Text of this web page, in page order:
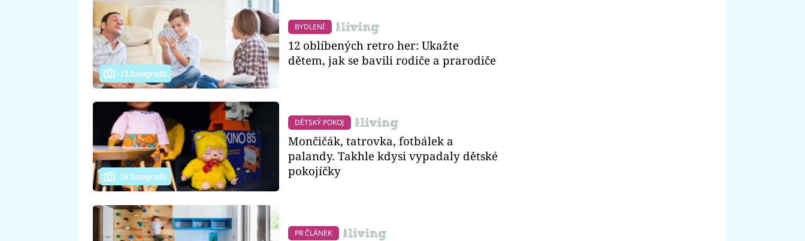
13 fotografií
BYDLENÍ
12 oblíbených retro her: Ukažte
dětem, jak se bavili rodiče a prarodiče
19 fotografií
DĚTSKÝ POKOJ
Mončičák, tatrovka, fotbálek a
palandy. Takhle kdysi vypadaly dětské
pokojíčky
PR ČLÁNEK